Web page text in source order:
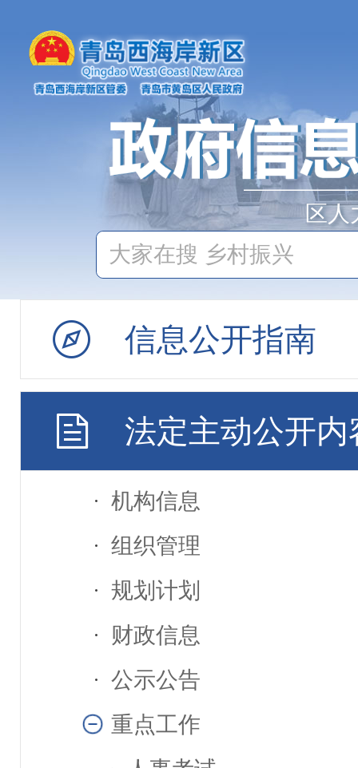
区人
信息公开指南
法定主动公开内
机构信息
组织管理
规划计划
财政信息
公示公告
重点工作